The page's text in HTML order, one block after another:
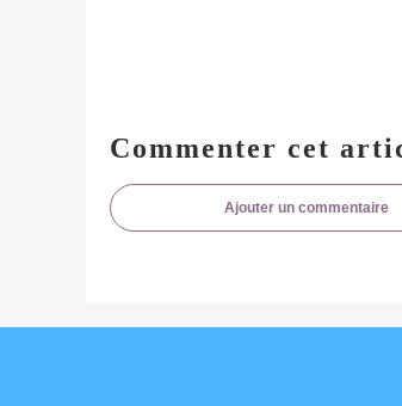
Commenter cet
Ajouter un commentaire